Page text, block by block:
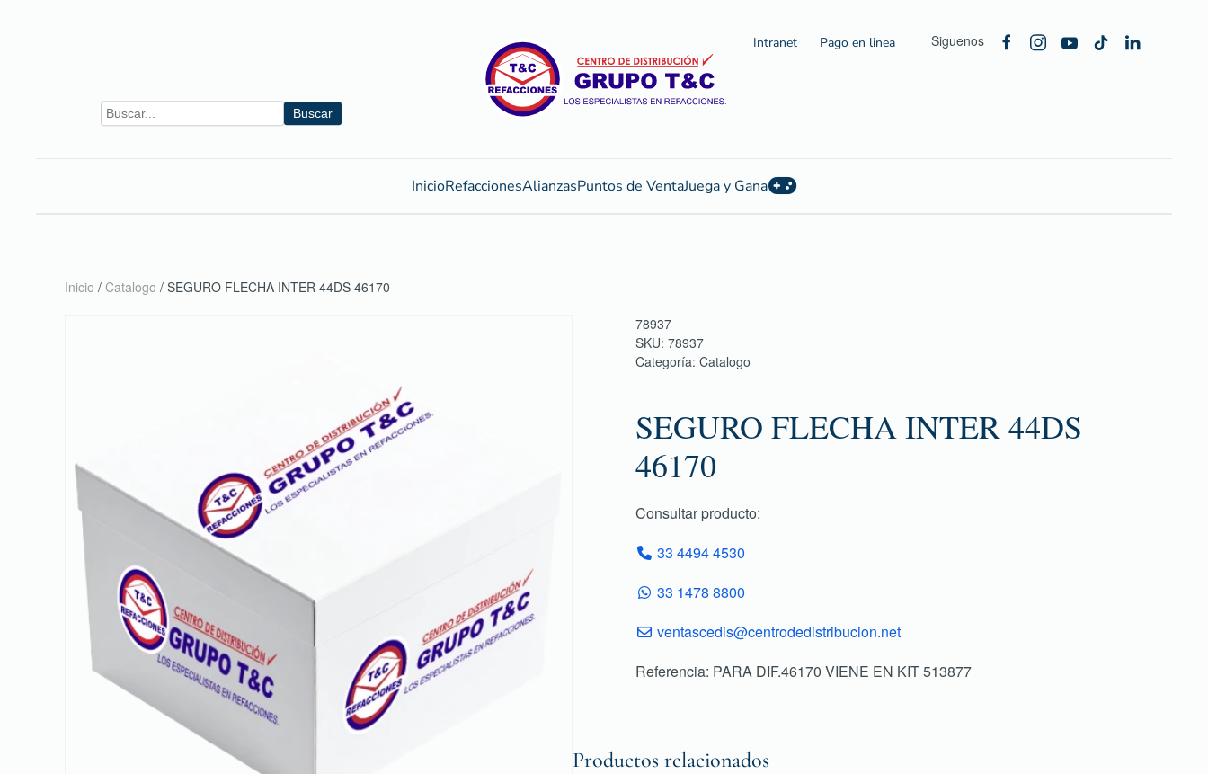
Buscar
Intranet Pago en linea Siguenos
InicioRefaccionesAlianzasPuntos de VentaJuega y Gana
Inicio / Catalogo / SEGURO FLECHA INTER 44DS 46170
78937
SKU: 78937
Categoría: Catalogo
SEGURO FLECHA INTER 44DS
46170
Consultar producto:
33 4494 4530
33 1478 8800
ventascedis@centrodedistribucion.net
Referencia: PARA DIF.46170 VIENE EN KIT 513877
Productos relacionados